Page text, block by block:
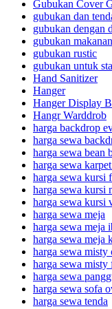
Gubukan Cover
gubukan dan
gubukan dengan
gubukan makanan
gubukan rustic
gubukan untuk
Hand Sanitizer
Hanger
Hanger Display
Hangr Warddrob
harga backdrop
harga sewa
harga sewa bean
harga sewa
harga sewa kursi
harga sewa kursi
harga sewa kursi
harga sewa meja
harga sewa meja
harga sewa meja
harga sewa misty
harga sewa misty
harga sewa
harga sewa sofa
harga sewa tenda